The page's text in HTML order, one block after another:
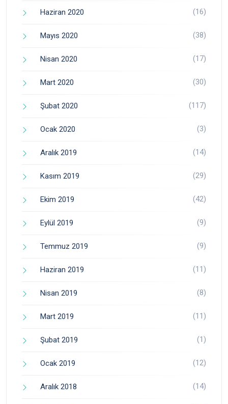
Haziran 2020 (16)
Mayıs 2020 (38)
Nisan 2020 (17)
Mart 2020 (30)
Şubat 2020 (117)
Ocak 2020 (3)
Aralık 2019 (14)
Kasım 2019 (29)
Ekim 2019 (42)
Eylül 2019 (9)
Temmuz 2019 (9)
Haziran 2019 (11)
Nisan 2019 (8)
Mart 2019 (11)
Şubat 2019 (1)
Ocak 2019 (12)
Aralık 2018 (14)